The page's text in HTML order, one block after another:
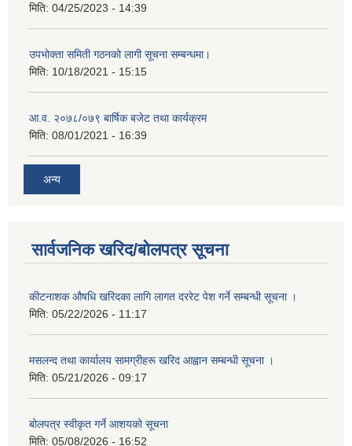
मिति: 04/25/2023 - 14:39
उपभोक्ता समिती गठनको लागी सूचना सम्बन्धमा।
मिति: 10/18/2021 - 15:15
आ.व. २०७८/०७९ बार्षिक बजेट तथा कार्यक्रम
मिति: 08/01/2021 - 16:39
अन्य
सार्वजनिक खरिद/बोलपत्र सूचना
कीटनाशक औषधि खरिदका लागि लागत दररेट पेश गर्ने सम्बन्धी सूचना ।
मिति: 05/22/2026 - 11:17
मसलन्द तथा कार्यालय सामग्रीहरू खरिद आह्वान सम्बन्धी सूचना ।
मिति: 05/21/2026 - 09:17
बोलपत्र स्वीकृत गर्ने आशयको सूचना
मिति: 05/08/2026 - 16:52